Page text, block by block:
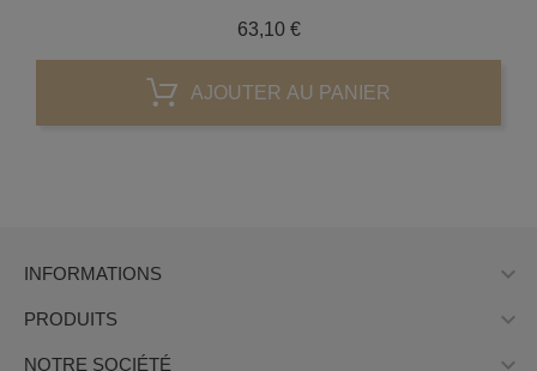
63,10 €Prix
AJOUTER AU PANIER
INFORMATIONS 
PRODUITS 
NOTRE SOCIÉTÉ 